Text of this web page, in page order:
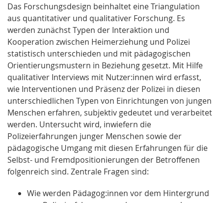
Das Forschungsdesign beinhaltet eine Triangulation
aus quantitativer und qualitativer Forschung. Es
werden zunächst Typen der Interaktion und
Kooperation zwischen Heimerziehung und Polizei
statistisch unterschieden und mit pädagogischen
Orientierungsmustern in Beziehung gesetzt. Mit Hilfe
qualitativer Interviews mit Nutzer:innen wird erfasst,
wie Interventionen und Präsenz der Polizei in diesen
unterschiedlichen Typen von Einrichtungen von jungen
Menschen erfahren, subjektiv gedeutet und verarbeitet
werden. Untersucht wird, inwiefern die
Polizeierfahrungen junger Menschen sowie der
pädagogische Umgang mit diesen Erfahrungen für die
Selbst- und Fremdpositionierungen der Betroffenen
folgenreich sind. Zentrale Fragen sind:
Wie werden Pädagog:innen vor dem Hintergrund